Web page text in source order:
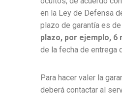
en la Ley de Defensa
plazo de garantía es de [
plazo, por ejemplo, 6
de la fecha de entrega
Para hacer valer la
deberá contactar al